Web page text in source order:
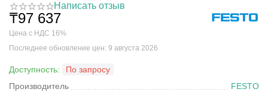
Написать отзыв
₸97 637
Цена с НДС 16%
Последнее обновление цен: 9 августа 2026
Доступность:
По запросу
Производитель
FESTO